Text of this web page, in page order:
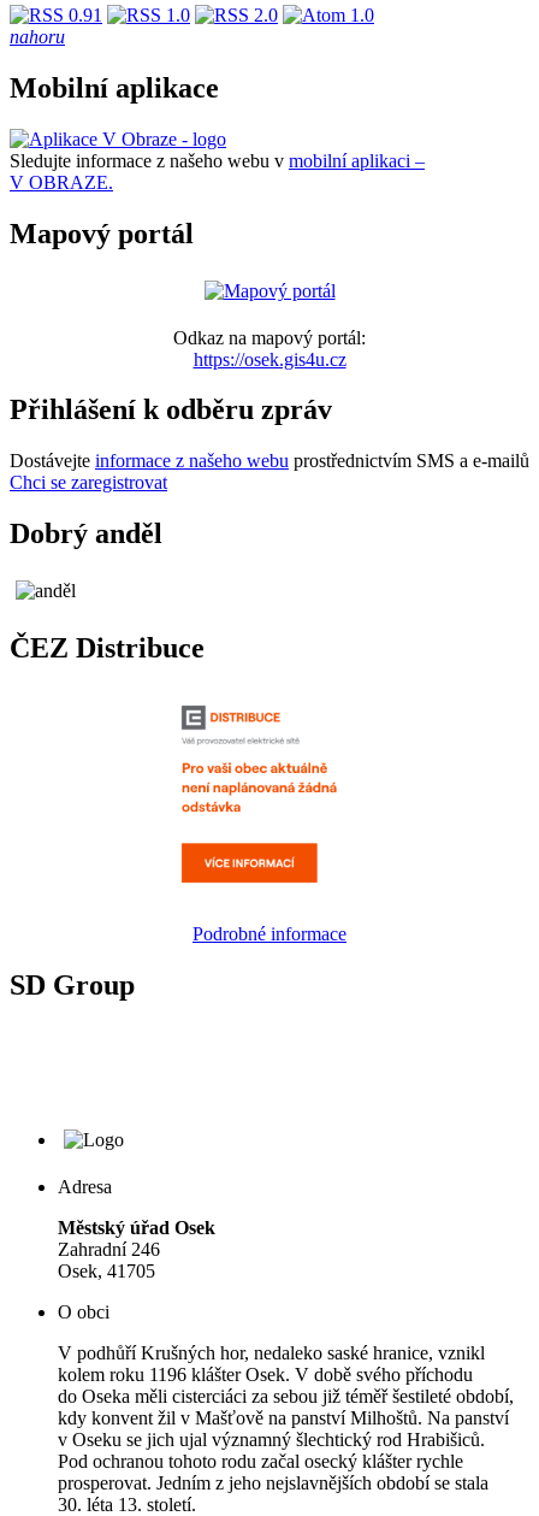
nahoru
Mobilní aplikace
Sledujte informace z našeho webu v mobilní aplikaci –
V OBRAZE.
Mapový portál
Odkaz na mapový portál:
https://osek.gis4u.cz
Přihlášení k odběru zpráv
Dostávejte informace z našeho webu prostřednictvím SMS a e-mailů
Chci se zaregistrovat
Dobrý anděl
ČEZ Distribuce
Podrobné informace
SD Group
Adresa
Městský úřad Osek
Zahradní 246
Osek, 41705
O obci
V podhůří Krušných hor, nedaleko saské hranice, vznikl
kolem roku 1196 klášter Osek. V době svého příchodu
do Oseka měli cisterciáci za sebou již téměř šestileté období,
kdy konvent žil v Mašťově na panství Milhoštů. Na panství
v Oseku se jich ujal významný šlechtický rod Hrabišiců.
Pod ochranou tohoto rodu začal osecký klášter rychle
prosperovat. Jedním z jeho nejslavnějších období se stala
30. léta 13. století.